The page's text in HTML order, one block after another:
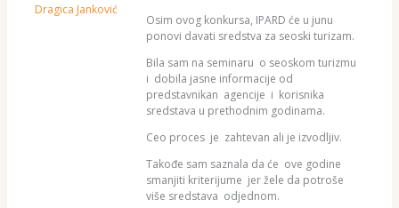
Dragica Janković
Osim ovog konkursa, IPARD će u junu
ponovi davati sredstva za seoski turizam.
Bila sam na seminaru o seoskom turizmu
i dobila jasne informacije od
predstavnikan agencije i korisnika
sredstava u prethodnim godinama.
Ceo proces je zahtevan ali je izvodljiv.
Takođe sam saznala da će ove godine
smanjiti kriterijume jer žele da potroše
više sredstava odjednom.